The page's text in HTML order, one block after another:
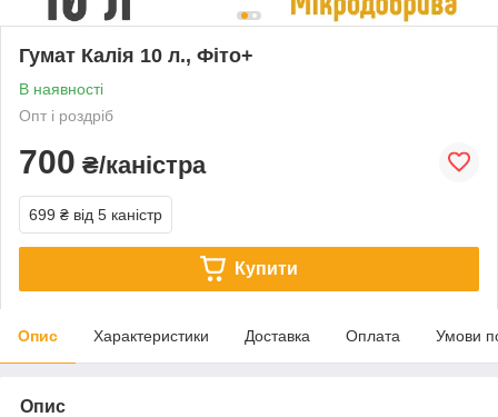
Гумат Калія 10 л., Фіто+
В наявності
Опт і роздріб
700 ₴/каністра
699 ₴ від 5 каністр
Купити
Опис Характеристики Доставка Оплата Умови
Опис